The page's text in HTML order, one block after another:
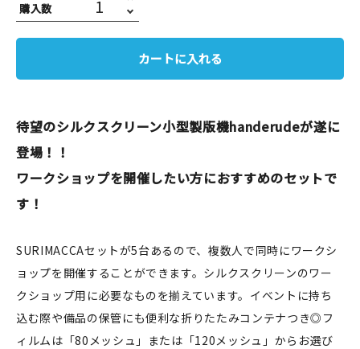
台湾グッズ
おすすめ特集
読みもの
ギャラリー
おしらせ
購入数
カートに入れる
待望のシルクスクリーン小型製版機handerudeが遂に
登場！！
ワークショップを開催したい方におすすめのセットで
す！
SURIMACCAセットが5台あるので、複数人で同時にワークシ
ョップを開催することができます。シルクスクリーンのワー
クショップ用に必要なものを揃えています。イベントに持ち
込む際や備品の保管にも便利な折りたたみコンテナつき◎フ
ィルムは「80メッシュ」または「120メッシュ」からお選び